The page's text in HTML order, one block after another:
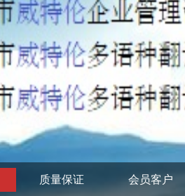
质量保证 会员客户